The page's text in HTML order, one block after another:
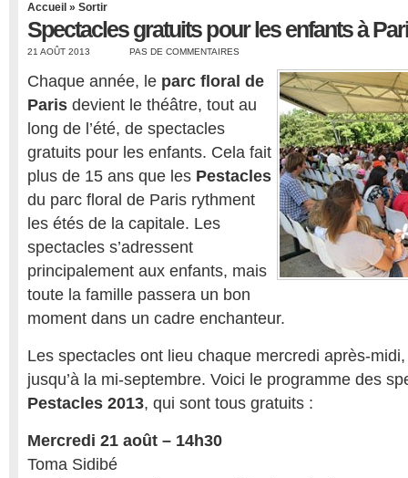
Accueil » Sortir
Spectacles gratuits pour les enfants à
21 AOÛT 2013 PAS DE COMMENTAIRES
Chaque année, le parc floral de
Paris devient le théâtre, tout au
long de l’été, de spectacles
gratuits pour les enfants. Cela fait
plus de 15 ans que les Pestacles
du parc floral de Paris rythment
les étés de la capitale. Les
spectacles s’adressent
principalement aux enfants, mais
toute la famille passera un bon
moment dans un cadre enchanteur.
Les spectacles ont lieu chaque mercredi après-
jusqu’à la mi-septembre. Voici le programme des
Pestacles 2013, qui sont tous gratuits :
Mercredi 21 août – 14h30
Toma Sidibé